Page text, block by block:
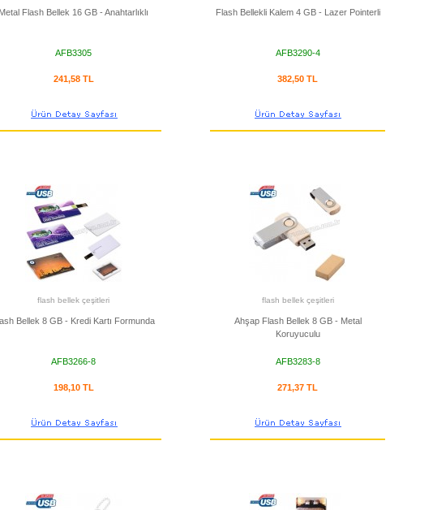
Flash Bellek 16 GB - Anahtarlıklı
AFB3305
241,58 TL
Flash Bellekli Kalem 4 GB - Lazer Pointerli
AFB3290-4
382,50 TL
flash bellek çeşitleri
Bellek 8 GB - Kredi Kartı Formunda
AFB3266-8
198,10 TL
flash bellek çeşitleri
Ahşap Flash Bellek 8 GB - Metal
Koruyuculu
AFB3283-8
271,37 TL